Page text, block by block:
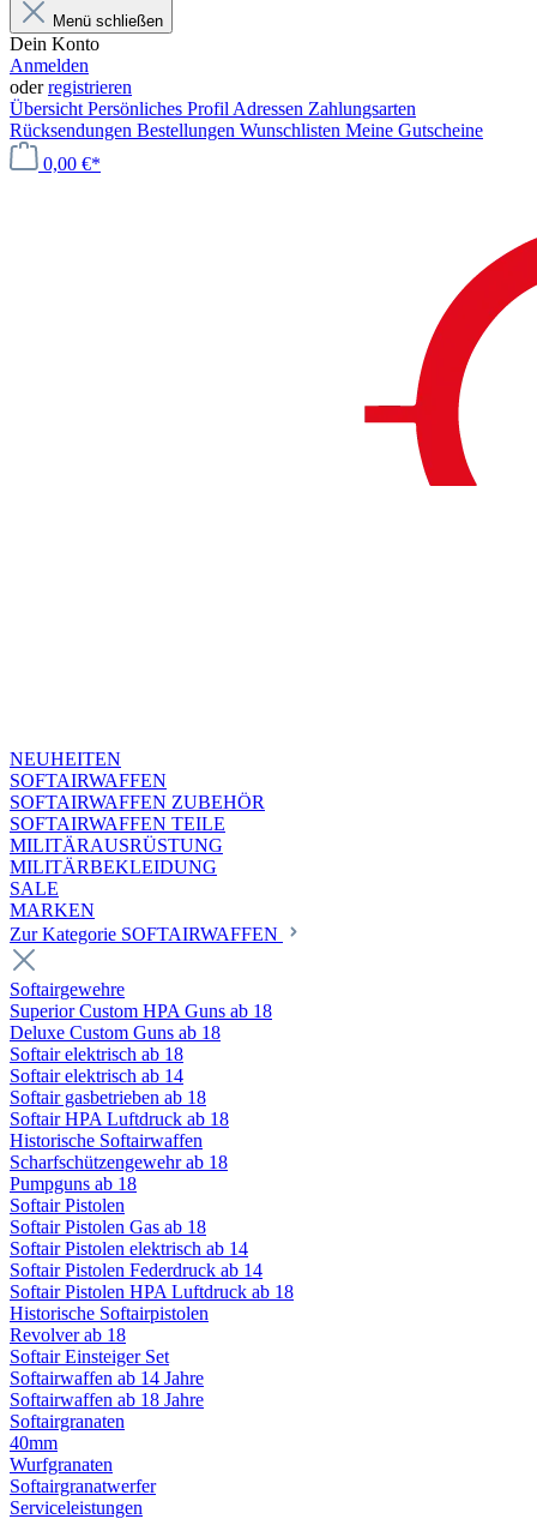
Menü schließen
Dein Konto
Anmelden
oderregistrieren
Übersicht Persönliches Profil Adressen Zahlungsarten
Rücksendungen Bestellungen Wunschlisten Meine Gutscheine
0,00 €*
NEUHEITEN
SOFTAIRWAFFEN
SOFTAIRWAFFEN ZUBEHÖR
SOFTAIRWAFFEN TEILE
MILITÄRAUSRÜSTUNG
MILITÄRBEKLEIDUNG
SALE
MARKEN
Zur Kategorie SOFTAIRWAFFEN
Softairgewehre
Superior Custom HPA Guns ab 18
Deluxe Custom Guns ab 18
Softair elektrisch ab 18
Softair elektrisch ab 14
Softair gasbetrieben ab 18
Softair HPA Luftdruck ab 18
Historische Softairwaffen
Scharfschützengewehr ab 18
Pumpguns ab 18
Softair Pistolen
Softair Pistolen Gas ab 18
Softair Pistolen elektrisch ab 14
Softair Pistolen Federdruck ab 14
Softair Pistolen HPA Luftdruck ab 18
Historische Softairpistolen
Revolver ab 18
Softair Einsteiger Set
Softairwaffen ab 14 Jahre
Softairwaffen ab 18 Jahre
Softairgranaten
40mm
Wurfgranaten
Softairgranatwerfer
Serviceleistungen